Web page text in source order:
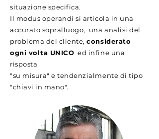
situazione specifica.
Il modus operandi si articola in una
accurato sopralluogo, una analisi del
problema del cliente,considerato
ogni volta UNICO ed infine una
risposta
"su misura"e tendenzialmente di tipo
"chiavi in mano".